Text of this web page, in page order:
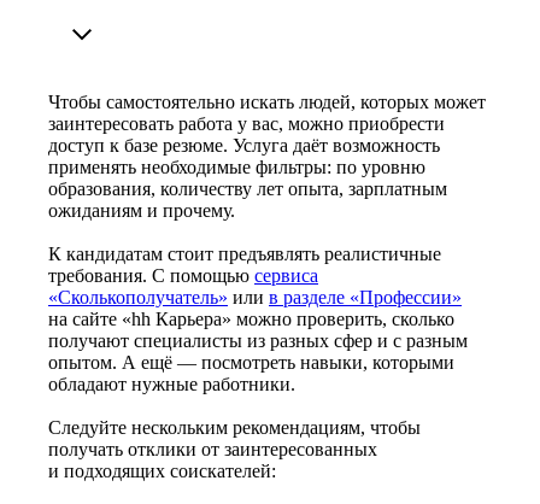
Чтобы самостоятельно искать людей, которых может
заинтересовать работа у вас, можно приобрести
доступ к базе резюме. Услуга даёт возможность
применять необходимые фильтры: по уровню
образования, количеству лет опыта, зарплатным
ожиданиям и прочему.
К кандидатам стоит предъявлять реалистичные
требования. С помощью сервиса
«Сколькополучатель» или в разделе «Профессии»
на сайте «hh Карьера» можно проверить, сколько
получают специалисты из разных сфер и с разным
опытом. А ещё — посмотреть навыки, которыми
обладают нужные работники.
Следуйте нескольким рекомендациям, чтобы
получать отклики от заинтересованных
и подходящих соискателей: